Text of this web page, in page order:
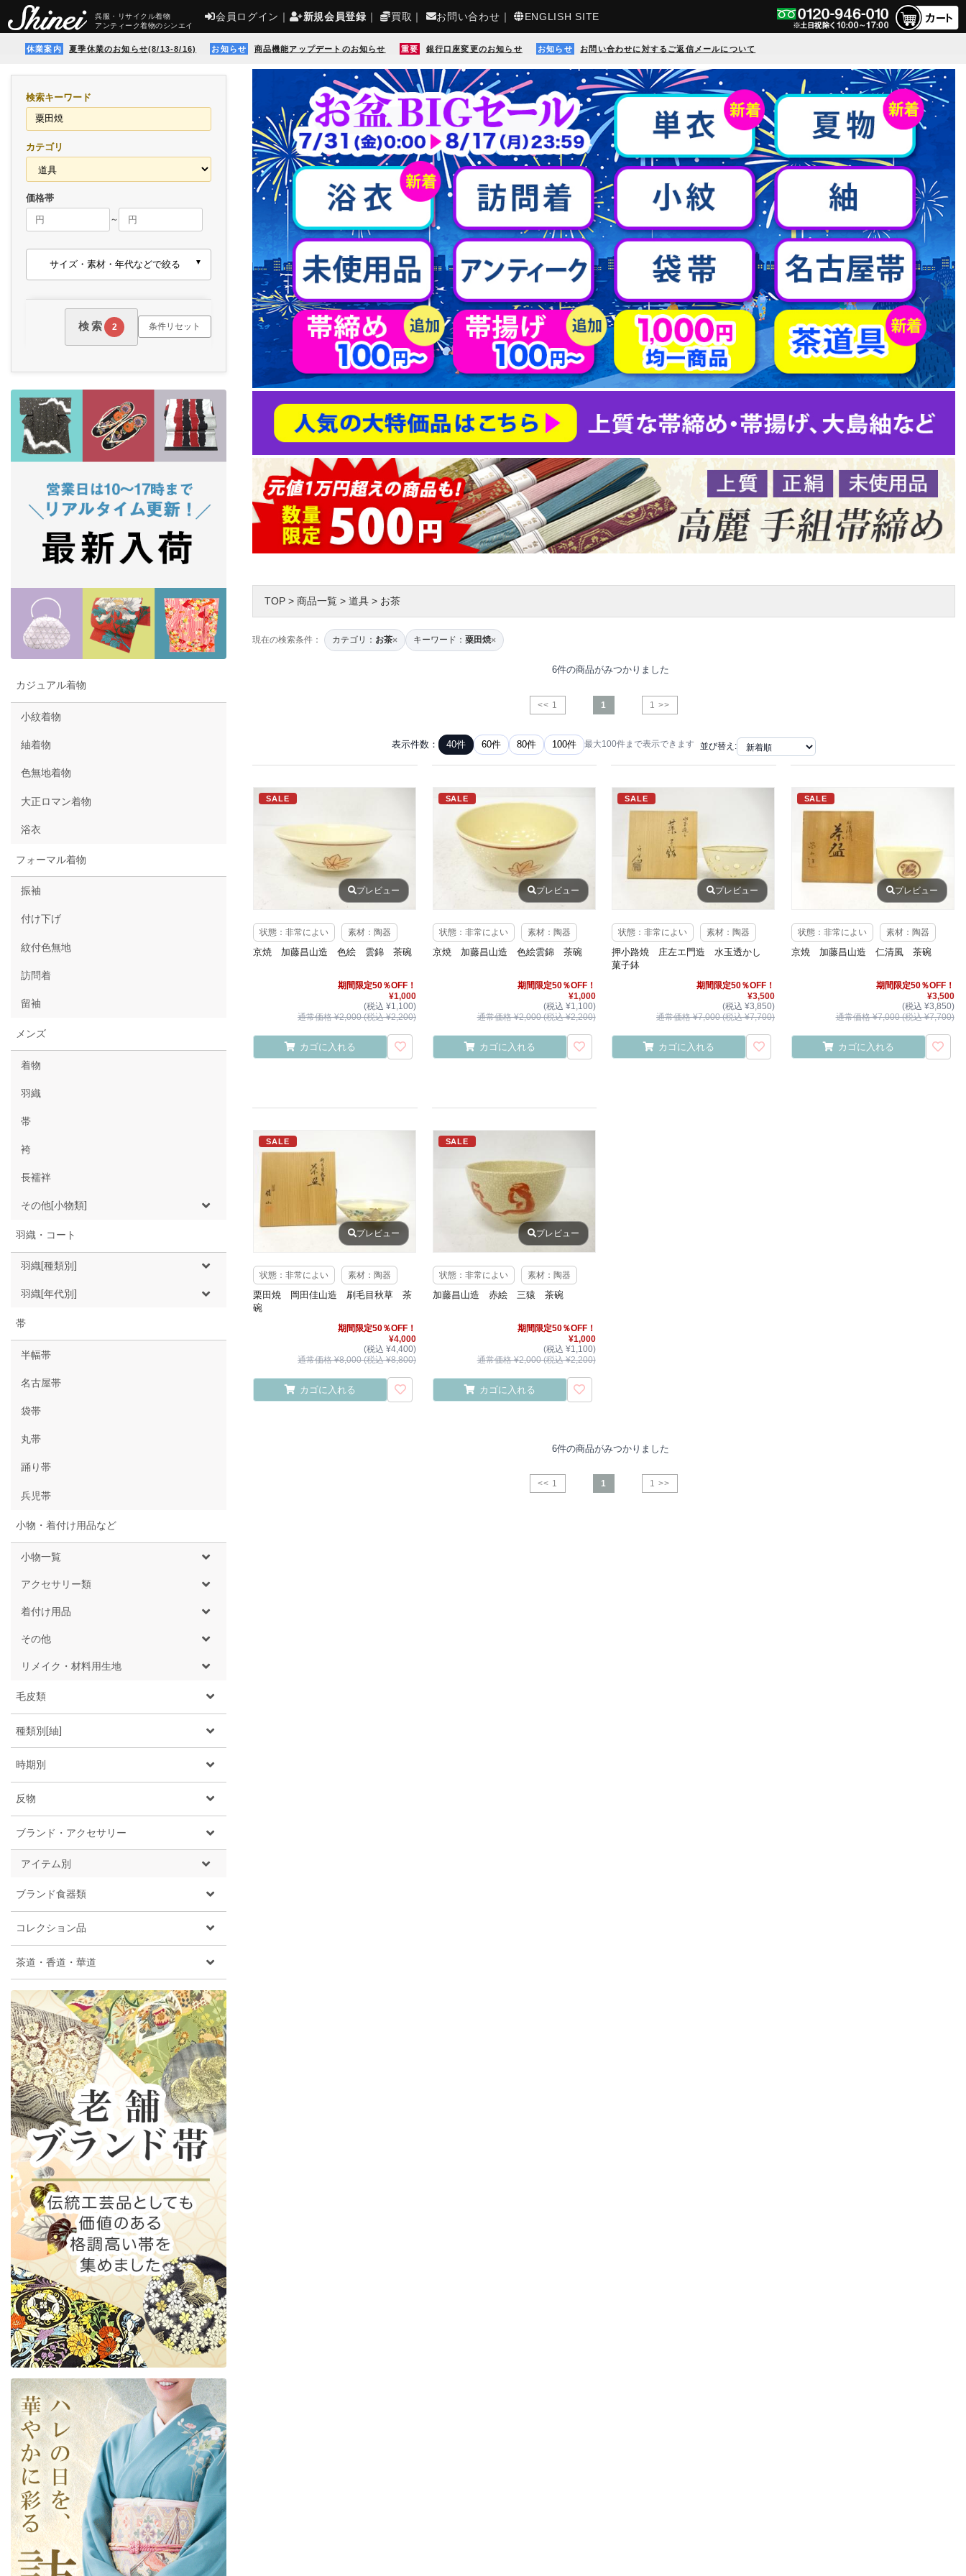
呉服・リサイクル着物
アンティーク着物のシンエイ
会員ログイン ｜ 新規会員登録 ｜ 買取 ｜ お問い合わせ ｜ ENGLISH SITE
休業案内 夏季休業のお知らせ(8/13-8/16) お知らせ 商品機能アップデートのお知らせ 重要 銀行口座変更のお知らせ お知らせ お問い合わせに対するご返信メールについて
検索キーワード
カテゴリ
価格帯
～
サイズ・素材・年代などで絞る
検索 2 条件リセット
カジュアル着物
小紋着物
紬着物
色無地着物
大正ロマン着物
浴衣
フォーマル着物
振袖
付け下げ
紋付色無地
訪問着
留袖
メンズ
着物
羽織
帯
袴
長襦袢
その他[小物類]
羽織・コート
羽織[種類別]
羽織[年代別]
帯
半幅帯
名古屋帯
袋帯
丸帯
踊り帯
兵児帯
小物・着付け用品など
小物一覧
アクセサリー類
着付け用品
その他
リメイク・材料用生地
毛皮類
種類別[紬]
時期別
反物
ブランド・アクセサリー
アイテム別
ブランド食器類
コレクション品
茶道・香道・華道
TOP > 商品一覧 > 道具 > お茶
現在の検索条件： カテゴリ： お茶× キーワード： 粟田焼×
6件の商品がみつかりました
<< 1 1 1 >>
表示件数： 40件 60件 80件 100件 最大100件まで表示できます 並び替え:
SALE
プレビュー
状態：非常によい 素材：陶器
京焼 加藤昌山造 色絵 雲錦 茶碗
期間限定50％OFF！
¥1,000
(税込 ¥1,100)
通常価格 ¥2,000 (税込 ¥2,200)
カゴに入れる
SALE
プレビュー
状態：非常によい 素材：陶器
京焼 加藤昌山造 色絵雲錦 茶碗
期間限定50％OFF！
¥1,000
(税込 ¥1,100)
通常価格 ¥2,000 (税込 ¥2,200)
カゴに入れる
SALE
プレビュー
状態：非常によい 素材：陶器
押小路焼 庄左エ門造 水玉透かし
菓子鉢
期間限定50％OFF！
¥3,500
(税込 ¥3,850)
通常価格 ¥7,000 (税込 ¥7,700)
カゴに入れる
SALE
プレビュー
状態：非常によい 素材：陶器
京焼 加藤昌山造 仁清風 茶碗
期間限定50％OFF！
¥3,500
(税込 ¥3,850)
通常価格 ¥7,000 (税込 ¥7,700)
カゴに入れる
SALE
プレビュー
状態：非常によい 素材：陶器
栗田焼 岡田佳山造 刷毛目秋草 茶
碗
期間限定50％OFF！
¥4,000
(税込 ¥4,400)
通常価格 ¥8,000 (税込 ¥8,800)
カゴに入れる
SALE
プレビュー
状態：非常によい 素材：陶器
加藤昌山造 赤絵 三猿 茶碗
期間限定50％OFF！
¥1,000
(税込 ¥1,100)
通常価格 ¥2,000 (税込 ¥2,200)
カゴに入れる
6件の商品がみつかりました
<< 1 1 1 >>